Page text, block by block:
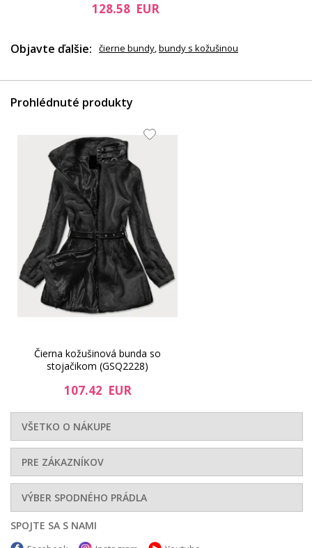
128.58 EUR
Objavte ďalšie: čierne bundy,bundy s kožušinou
Prohlédnuté produkty
Čierna kožušinová bunda so
stojačikom (GSQ2228)
107.42 EUR
VŠETKO O NÁKUPE
PRE ZÁKAZNÍKOV
VÝBER SPODNÉHO PRÁDLA
SPOJTE SA S NAMI